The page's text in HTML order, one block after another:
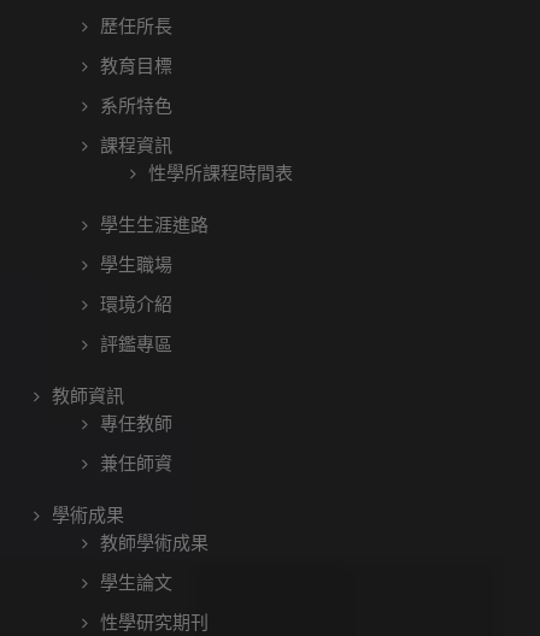
歷任所長
教育目標
系所特色
課程資訊
性學所課程時間表
學生生涯進路
學生職場
環境介紹
評鑑專區
教師資訊
專任教師
兼任師資
學術成果
教師學術成果
學生論文
性學研究期刊